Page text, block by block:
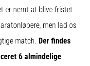
er nemt at blive fristet
men lad os
match. Der findes
6 almindelige